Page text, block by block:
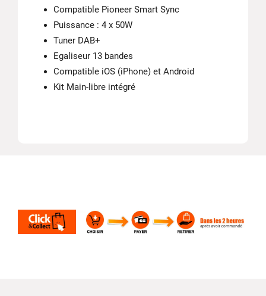
Compatible Pioneer Smart Sync
Puissance : 4 x 50W
Tuner DAB+
Egaliseur 13 bandes
Compatible iOS (iPhone) et Android
Kit Main-libre intégré